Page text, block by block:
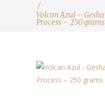
/
Volcan Azul –
Process – 250 grams